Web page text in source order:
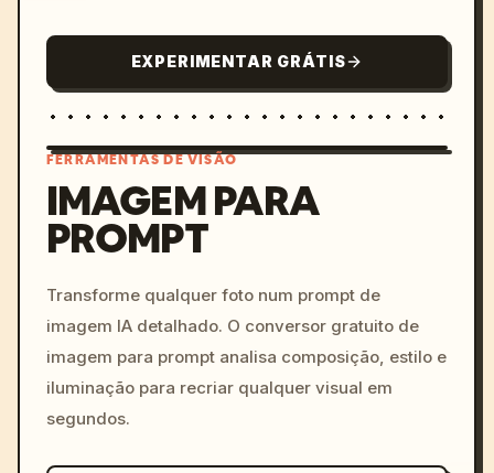
EXPERIMENTAR GRÁTIS
colors, 8k --v 6.0
FERRAMENTAS DE VISÃO
IMAGEM PARA
PROMPT
Transforme qualquer foto num prompt de
imagem IA detalhado. O conversor gratuito de
imagem para prompt analisa composição, estilo e
iluminação para recriar qualquer visual em
segundos.